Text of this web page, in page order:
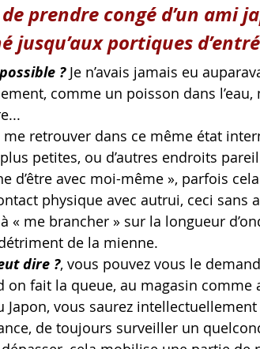
prendre congé d’un ami
jusqu’aux portiques
? Je n’avais jamais eu
comme un poisson dans l’eau,
me retrouver dans ce même état
petites, ou d’autres endroits
d’être avec moi-même », parfois
physique avec autrui, ceci
« me brancher » sur la longueur
de la mienne.
dire ?, vous pouvez vous le
on fait la queue, au magasin
Japon, vous saurez
de toujours surveiller un